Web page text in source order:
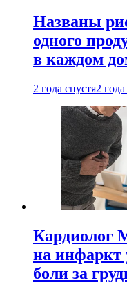
Названы
одного
в каждом
2 года спустя2
Кардиолог
на инфаркт
боли за